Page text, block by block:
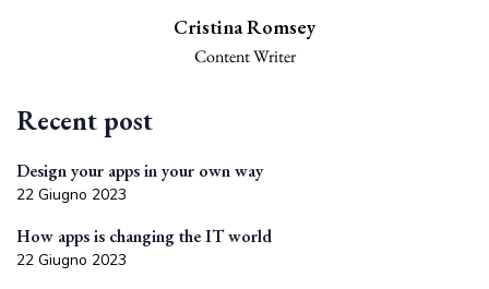
Cristina Romsey
Content Writer
Recent post
Design your apps in your own way
22 Giugno 2023
How apps is changing the IT world
22 Giugno 2023